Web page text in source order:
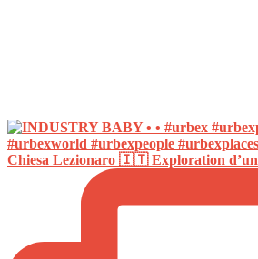
Chiesa Lezionaro 🇮🇹 Exploration